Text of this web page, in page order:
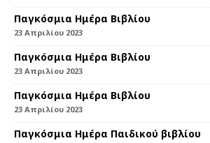
Παγκόσμια Ημέρα Βιβλίου
23 Απριλίου 2023
Παγκόσμια Ημέρα Βιβλίου
23 Απριλίου 2023
Παγκόσμια Ημέρα Βιβλίου
23 Απριλίου 2023
Παγκόσμια Ημέρα Παιδικού βιβλίου